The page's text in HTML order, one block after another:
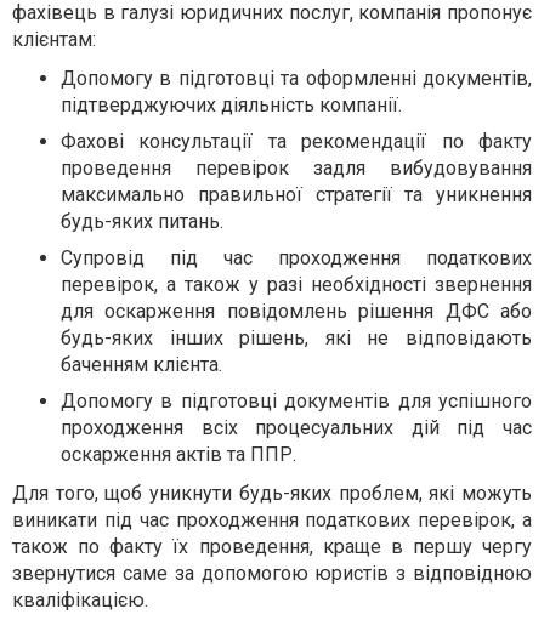
фахівець в галузі юридичних послуг, компанія пропонує
клієнтам:
Допомогу в підготовці та оформленні документів,
підтверджуючих діяльність компанії.
Фахові консультації та рекомендації по факту
проведення перевірок задля вибудовування
максимально правильної стратегії та уникнення
будь-яких питань.
Супровід під час проходження податкових
перевірок, а також у разі необхідності звернення
для оскарження повідомлень рішення ДФС або
будь-яких інших рішень, які не відповідають
баченням клієнта.
Допомогу в підготовці документів для успішного
проходження всіх процесуальних дій під час
оскарження актів та ППР.
Для того, щоб уникнути будь-яких проблем, які можуть
виникати під час проходження податкових перевірок, а
також по факту їх проведення, краще в першу чергу
звернутися саме за допомогою юристів з відповідною
кваліфікацією.